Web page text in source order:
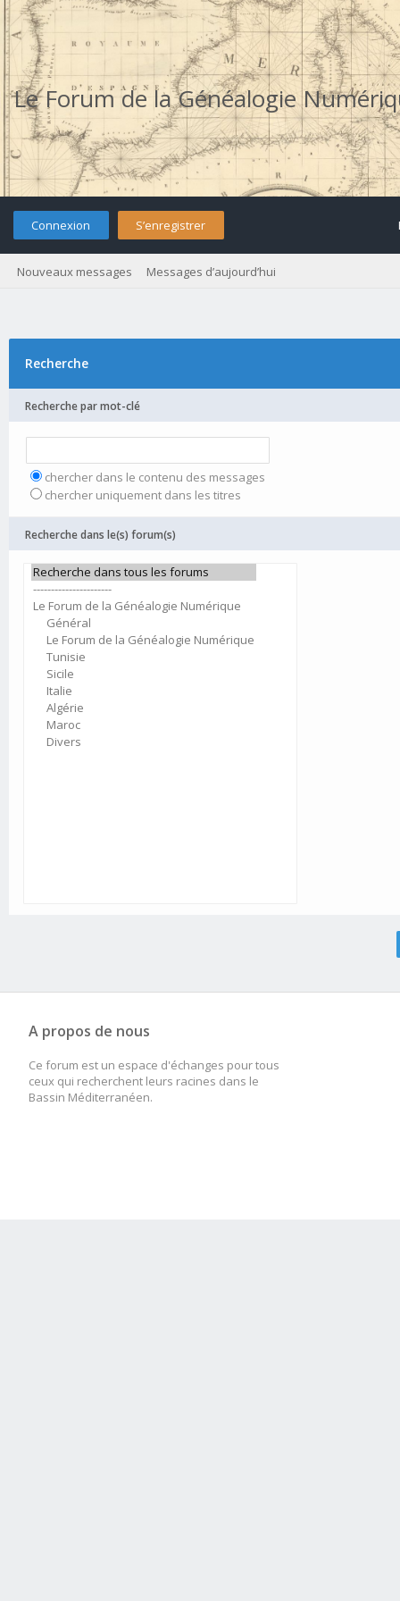
Le Forum de la Généalogie
Connexion S’enregistrer
Nouveaux messages Messages d’aujourd’hui
Recherche
Recherche par mot-clé
chercher dans le contenu des messages
chercher uniquement dans les titres
Recherche dans le(s) forum(s)
A propos de nous
Ce forum est un espace d'échanges pour tous
ceux qui recherchent leurs racines dans le
Bassin Méditerranéen.